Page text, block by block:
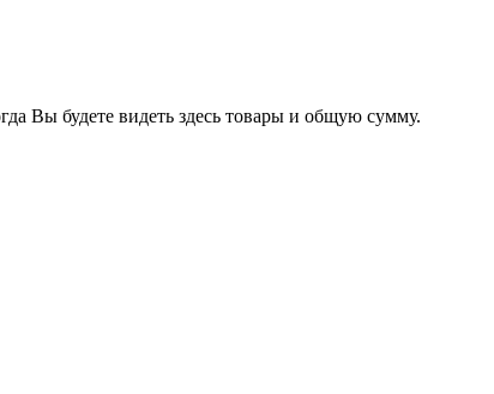
Вы будете видеть здесь товары и общую сумму.